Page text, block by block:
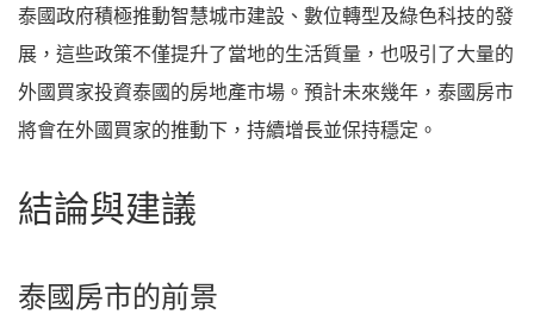
泰國政府積極推動智慧城市建設、數位轉型及綠色科技的發
展，這些政策不僅提升了當地的生活質量，也吸引了大量的
外國買家投資泰國的房地產市場。預計未來幾年，泰國房市
將會在外國買家的推動下，持續增長並保持穩定。
結論與建議
泰國房市的前景